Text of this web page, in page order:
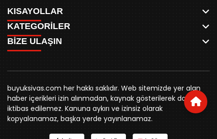
KISAYOLLAR
ANASAYFA
AKSU CANLI
MEYDAN CANLI
MEDRESELER CANLI
MERAKÜM CANLI
YUKARI TEKKE CANLI
KURUMSAL KİMLİK
REKLAM FİYATLARI
BİZE ULAŞIN
KÜNYE
KATEGORİLER
WHATSAPP
SPOR
SİYASET
BELEDİYE
SİVAS VALİLİĞİ
ÜNİVERSİTE
KURUMLAR
STK
YORUM
BİZE ULAŞIN
0346 221 00 60
buyuksivashaber@gmail.com
Örtülüpınar Mah. İnönü Bulvarı Özkahya Apt. Kat:3 D:7
Sivas
buyuksivas.com her hakkı saklıdır. Web sitemizde yer alan
haber içerikleri izin alınmadan, kaynak gösterilerek dahi
iktibas edilemez. Kanuna aykırı ve izinsiz olarak
kopyalanamaz, başka yerde yayınlanamaz.